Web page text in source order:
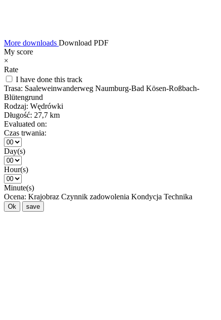
More downloads Download PDF
My score
×
Rate
I have done this track
Trasa: Saaleweinwanderweg Naumburg-Bad Kösen-Roßbach-
Blütengrund
Rodzaj: Wędrówki
Długość: 27,7 km
Evaluated on:
Czas trwania:
Day(s)
Hour(s)
Minute(s)
Ocena: Krajobraz Czynnik zadowolenia Kondycja Technika
Ok save